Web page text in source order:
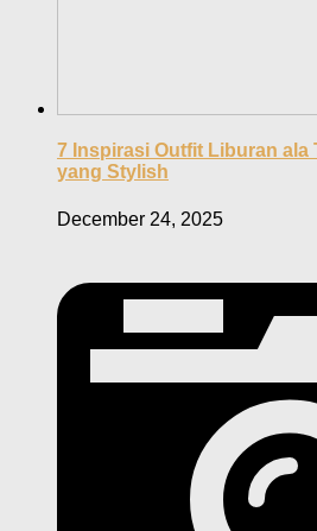
7 Inspirasi Outfit Liburan ala
yang Stylish
December 24, 2025